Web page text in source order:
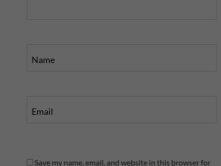
Name
Email
Save my name, email, and website in this browser for